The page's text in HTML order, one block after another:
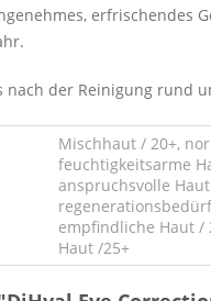
erfrischendes
nach der Reinigung rund
Mischhaut / 20+,
feuchtigkeitsarme
anspruchsvolle
empfindliche Haut /
Haut /25+